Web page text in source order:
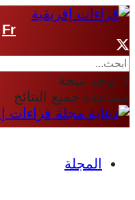
Fr
لا توجد نتيجة
مشاهدة جميع النتائج
المجلة